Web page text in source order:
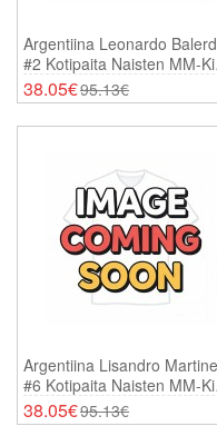
Argentiina Leonardo
#2 Kotipaita Naisten MM-
2026 Lyhythihainen
38.05€95.13€
Argentiina Lisandro
#6 Kotipaita Naisten MM-
2026 Lyhythihainen
38.05€95.13€